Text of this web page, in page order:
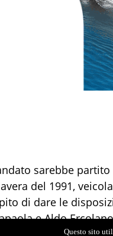
sarebbe
del 1991,
di dare le
e Aldo
Questo sito